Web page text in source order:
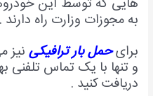
هایی که توسط این
به مجوزات وزارت راه دارند .
برایحمل بار ترافیکی نیز
و تنها با یک تماس تلفنی
دریافت کنید .